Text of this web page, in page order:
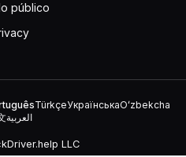
público
TürkçeУкраїнськаOʻzbekcha
العربية
LLC